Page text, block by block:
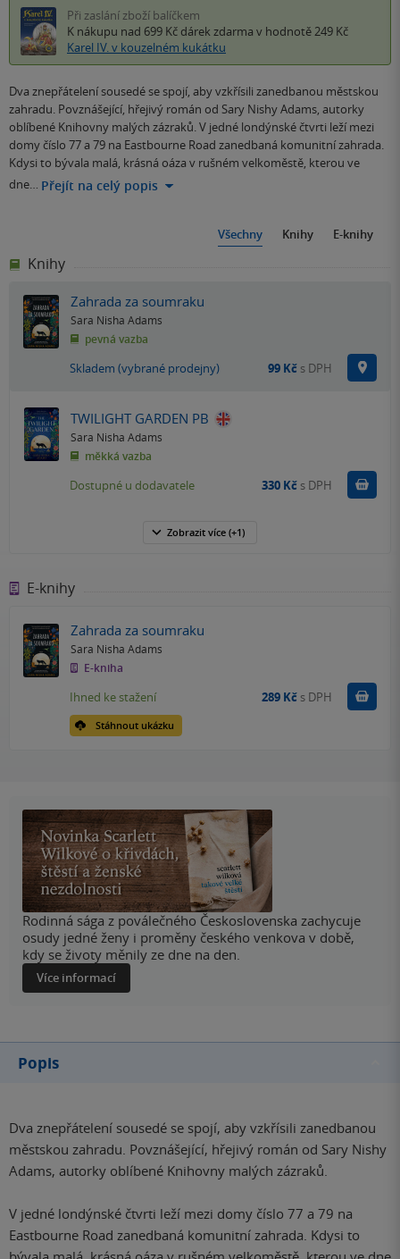
Při zaslání zboží balíčkem
K nákupu nad 699 Kč dárek zdarma v hodnotě 249 Kč
Karel IV. v kouzelném kukátku
Dva znepřátelení sousedé se spojí, aby vzkřísili zanedbanou městskou
zahradu. Povznášející, hřejivý román od Sary Nishy Adams, autorky
oblíbené Knihovny malých zázraků. V jedné londýnské čtvrti leží mezi
domy číslo 77 a 79 na Eastbourne Road zanedbaná komunitní zahrada.
Kdysi to bývala malá, krásná oáza v rušném velkoměstě, kterou ve
dne… Přejít na celý popis
Všechny Knihy E-knihy
Knihy
Zahrada za soumraku
Sara Nisha Adams
pevná vazba
Skladem (vybrané prodejny) 99 Kč s DPH
TWILIGHT GARDEN PB
Sara Nisha Adams
měkká vazba
Dostupné u dodavatele 330 Kč s DPH
Zobrazit více (+1)
E-knihy
Zahrada za soumraku
Sara Nisha Adams
E-kniha
Stáhnout ukázku
Ihned ke stažení 289 Kč s DPH Koupit
Rodinná sága z poválečného Československa zachycuje
osudy jedné ženy i proměny českého venkova v době,
kdy se životy měnily ze dne na den.
Více informací
Popis
Dva znepřátelení sousedé se spojí, aby vzkřísili zanedbanou
městskou zahradu. Povznášející, hřejivý román od Sary Nishy
Adams, autorky oblíbené Knihovny malých zázraků.
V jedné londýnské čtvrti leží mezi domy číslo 77 a 79 na
Eastbourne Road zanedbaná komunitní zahrada. Kdysi to